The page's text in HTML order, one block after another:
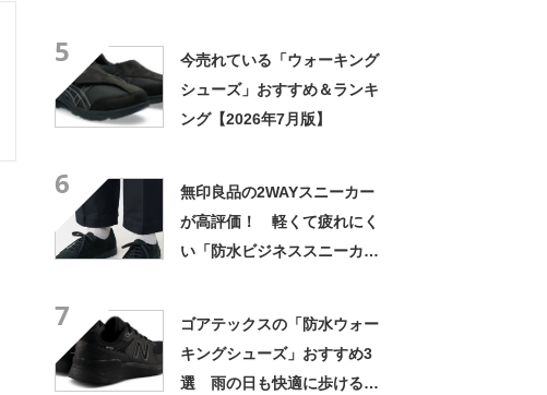
5
今売れている「ウォーキング
シューズ」おすすめ＆ランキ
ング【2026年7月版】
6
無印良品の2WAYスニーカー
が高評価！ 軽くて疲れにく
い「防水ビジネススニーカ
7
ゴアテックスの「防水ウォー
キングシューズ」おすすめ3
選 雨の日も快適に歩ける